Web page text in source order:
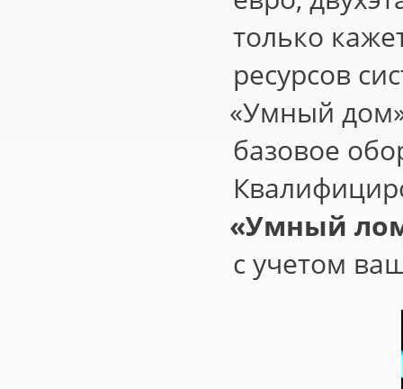
только
ресурсов
«Умный
базовое
«Умный
с учетом